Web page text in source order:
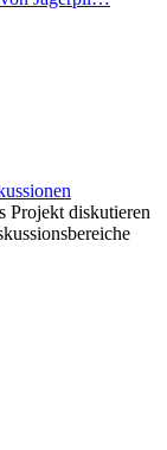
Projekt diskutieren